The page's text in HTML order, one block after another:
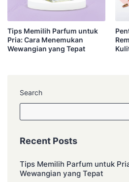
Tips Memilih Parfum untuk
Pria: Cara Menemukan
Wewangian yang Tepat
Search
Recent Posts
Tips Memilih Parfum untuk
Wewangian yang Tepat